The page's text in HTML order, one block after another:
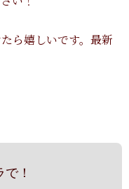
ら嬉しいです。最新
！